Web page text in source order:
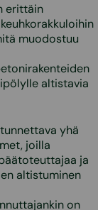
erittäin
muodostuu
altistavia
yhä
joilla
ja
altistuminen
on